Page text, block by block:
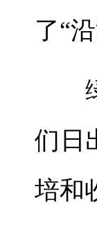
了“
绿
们日
培和